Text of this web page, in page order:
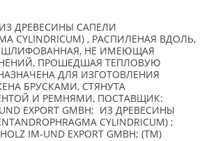
ДРЕВЕСИНЫ САПЕЛИ
CYLINDRICUM) , РАСПИЛЕНАЯ ВДОЛЬ,
ШЛИФОВАННАЯ, НЕ ИМЕЮЩАЯ
ПРОШЕДШАЯ ТЕПЛОВУЮ
ДЛЯ ИЗГОТОВЛЕНИЯ
БРУСКАМИ, СТЯНУТА
И РЕМНЯМИ, ПОСТАВЩИК:
UND EXPORT GMBH; ИЗ ДРЕВЕСИНЫ
CYLINDRICUM) ;
IM-UND EXPORT GMBH; (TM)